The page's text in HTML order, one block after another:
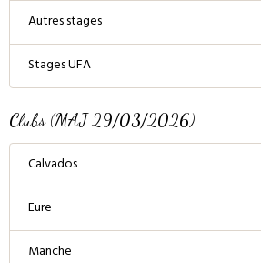
Autres stages
Stages UFA
Clubs (MAJ 29/03/2026)
Calvados
Eure
Manche